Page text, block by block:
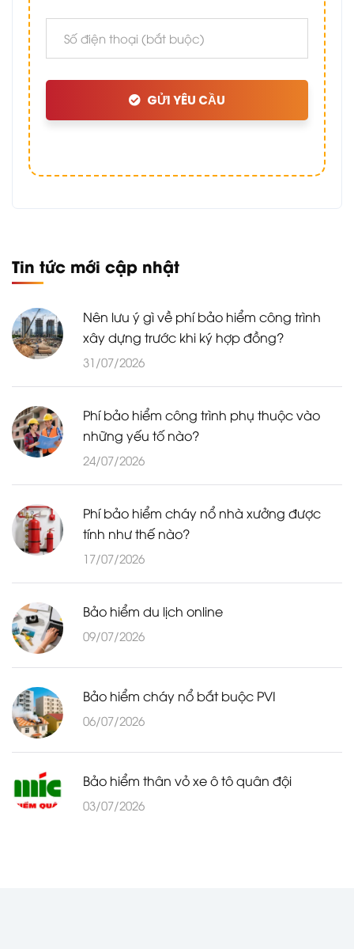
GỬI YÊU CẦU
Tin tức mới cập nhật
Nên lưu ý gì về phí bảo hiểm công trình
xây dựng trước khi ký hợp đồng?
31/07/2026
Phí bảo hiểm công trình phụ thuộc vào
những yếu tố nào?
24/07/2026
Phí bảo hiểm cháy nổ nhà xưởng được
tính như thế nào?
17/07/2026
Bảo hiểm du lịch online
09/07/2026
Bảo hiểm cháy nổ bắt buộc PVI
06/07/2026
Bảo hiểm thân vỏ xe ô tô quân đội
03/07/2026